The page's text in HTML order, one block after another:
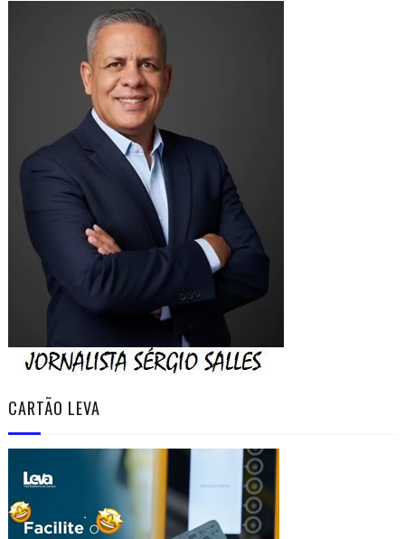
CARTÃO LEVA